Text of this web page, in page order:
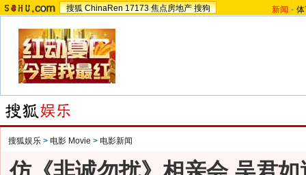
搜狐 ChinaRen 17173 焦点房地产 搜狗 新闻 -
搜狐娱乐 > 电影 Movie > 电影新闻